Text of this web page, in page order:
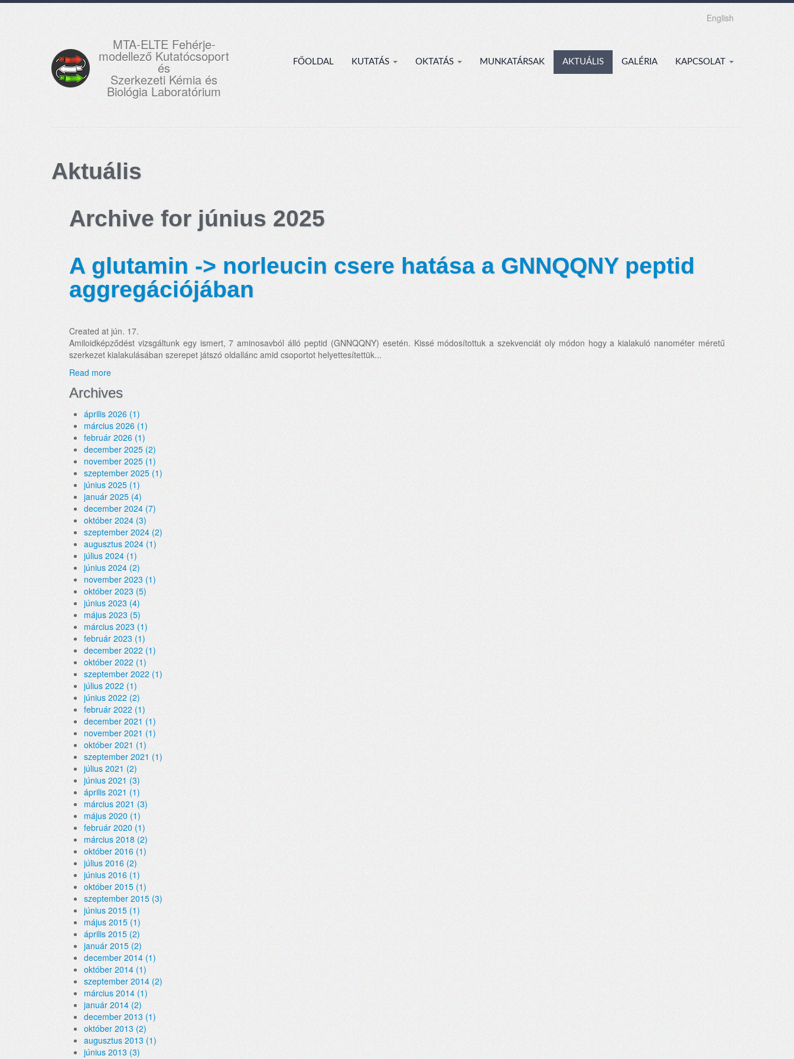
English
MTA-ELTE Fehérje-
modellező Kutatócsoport
és
Szerkezeti Kémia és
Biológia Laboratórium
FŐOLDAL KUTATÁS OKTATÁS MUNKATÁRSAK AKTUÁLIS GALÉRIA KAPCSOLAT
Aktuális
Archive for június 2025
A glutamin -> norleucin csere hatása a GNNQQNY peptid
aggregációjában
Created at jún. 17.
Amiloidképződést vizsgáltunk egy ismert, 7 aminosavból álló peptid (GNNQQNY) esetén. Kissé módosítottuk a szekvenciát oly módon hogy a kialakuló nanométer méretű
szerkezet kialakulásában szerepet játszó oldallánc amid csoportot helyettesítettük...
Read more
Archives
április 2026 (1)
március 2026 (1)
február 2026 (1)
december 2025 (2)
november 2025 (1)
szeptember 2025 (1)
június 2025 (1)
január 2025 (4)
december 2024 (7)
október 2024 (3)
szeptember 2024 (2)
augusztus 2024 (1)
július 2024 (1)
június 2024 (2)
november 2023 (1)
október 2023 (5)
június 2023 (4)
május 2023 (5)
március 2023 (1)
február 2023 (1)
december 2022 (1)
október 2022 (1)
szeptember 2022 (1)
július 2022 (1)
június 2022 (2)
február 2022 (1)
december 2021 (1)
november 2021 (1)
október 2021 (1)
szeptember 2021 (1)
július 2021 (2)
június 2021 (3)
április 2021 (1)
március 2021 (3)
május 2020 (1)
február 2020 (1)
március 2018 (2)
október 2016 (1)
július 2016 (2)
június 2016 (1)
október 2015 (1)
szeptember 2015 (3)
június 2015 (1)
május 2015 (1)
április 2015 (2)
január 2015 (2)
december 2014 (1)
október 2014 (1)
szeptember 2014 (2)
március 2014 (1)
január 2014 (2)
december 2013 (1)
október 2013 (2)
augusztus 2013 (1)
június 2013 (3)